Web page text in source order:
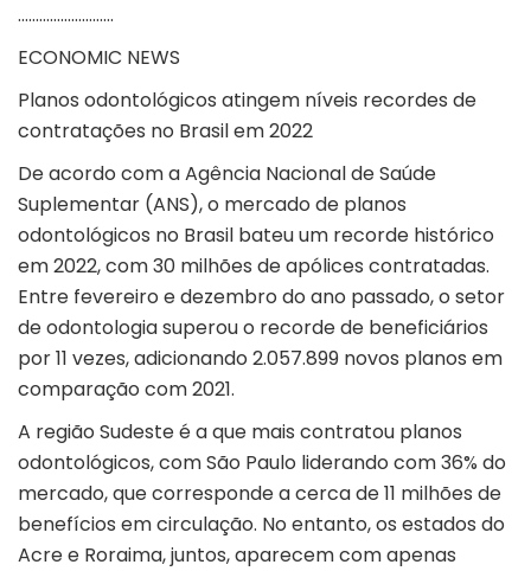
………………………
ECONOMIC NEWS
Planos odontológicos atingem níveis recordes de
contratações no Brasil em 2022
De acordo com a Agência Nacional de Saúde
Suplementar (ANS), o mercado de planos
odontológicos no Brasil bateu um recorde histórico
em 2022, com 30 milhões de apólices contratadas.
Entre fevereiro e dezembro do ano passado, o setor
de odontologia superou o recorde de beneficiários
por 11 vezes, adicionando 2.057.899 novos planos em
comparação com 2021.
A região Sudeste é a que mais contratou planos
odontológicos, com São Paulo liderando com 36% do
mercado, que corresponde a cerca de 11 milhões de
benefícios em circulação. No entanto, os estados do
Acre e Roraima, juntos, aparecem com apenas